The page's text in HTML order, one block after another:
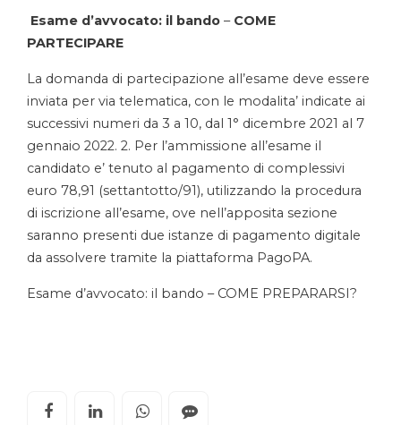
Esame d’avvocato: il bando – COME
PARTECIPARE
La domanda di partecipazione all’esame deve essere
inviata per via telematica, con le modalita’ indicate ai
successivi numeri da 3 a 10, dal 1° dicembre 2021 al 7
gennaio 2022. 2. Per l’ammissione all’esame il
candidato e’ tenuto al pagamento di complessivi
euro 78,91 (settantotto/91), utilizzando la procedura
di iscrizione all’esame, ove nell’apposita sezione
saranno presenti due istanze di pagamento digitale
da assolvere tramite la piattaforma PagoPA.
Esame d’avvocato: il bando – COME PREPARARSI?